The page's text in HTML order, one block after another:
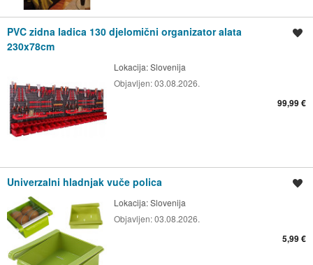
PVC zidna ladica 130 djelomični organizator alata
230x78cm
Lokacija:Slovenija
Objavljen:03.08.2026.
99,99 €
Univerzalni hladnjak vuče polica
Lokacija:Slovenija
Objavljen:03.08.2026.
5,99 €